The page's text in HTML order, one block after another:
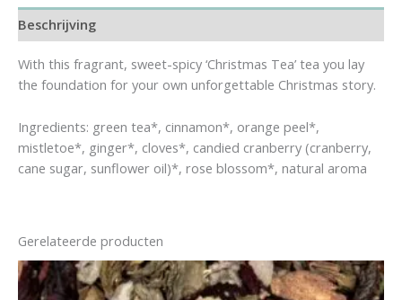
Beschrijving
With this fragrant, sweet-spicy ‘Christmas Tea’ tea you lay
the foundation for your own unforgettable Christmas story.
Ingredients: green tea*, cinnamon*, orange peel*,
mistletoe*, ginger*, cloves*, candied cranberry (cranberry,
cane sugar, sunflower oil)*, rose blossom*, natural aroma
Gerelateerde producten